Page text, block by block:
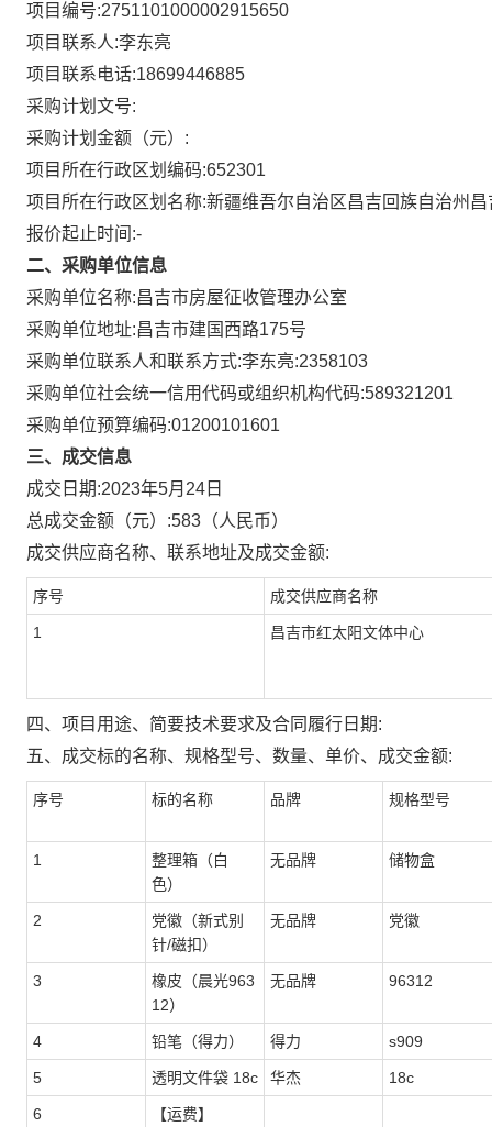
项目编号:2751101000002915650
项目联系人:李东亮
项目联系电话:18699446885
采购计划文号:
采购计划金额（元）:
项目所在行政区划编码:652301
项目所在行政区划名称:新疆维吾尔自治区昌吉回族自治州昌
报价起止时间:-
二、采购单位信息
采购单位名称:昌吉市房屋征收管理办公室
采购单位地址:昌吉市建国西路175号
采购单位联系人和联系方式:李东亮:2358103
采购单位社会统一信用代码或组织机构代码:589321201
采购单位预算编码:01200101601
三、成交信息
成交日期:2023年5月24日
总成交金额（元）:583 （人民币）
成交供应商名称、联系地址及成交金额:
序号 成交供应商名称
1 昌吉市红太阳文体中心
四、项目用途、简要技术要求及合同履行日期:
五、成交标的名称、规格型号、数量、单价、成交金额:
序号 标的名称 品牌 规格型号
1
整理箱（白
色）
无品牌 储物盒
2
党徽（新式别
针/磁扣）
无品牌 党徽
3
橡皮（晨光963
12）
无品牌 96312
4 铅笔（得力） 得力 s909
5 透明文件袋 18c 华杰 18c
6 【运费】